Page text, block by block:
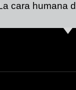
cara humana